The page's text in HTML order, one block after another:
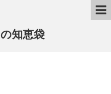
知恵袋